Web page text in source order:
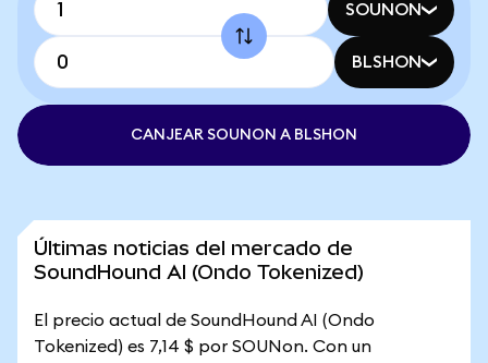
SOUNON
BLSHON
CANJEAR SOUNON A BLSHON
Últimas noticias del mercado de
SoundHound AI (Ondo Tokenized)
El precio actual de SoundHound AI (Ondo
Tokenized) es 7,14 $ por SOUNon. Con un